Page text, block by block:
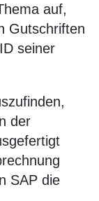
auf,
Gutschriften
seiner
der
SAP die